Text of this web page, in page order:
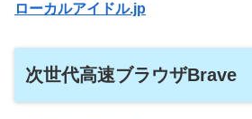
ローカルアイドル.jp
次世代高速ブラウザBrave